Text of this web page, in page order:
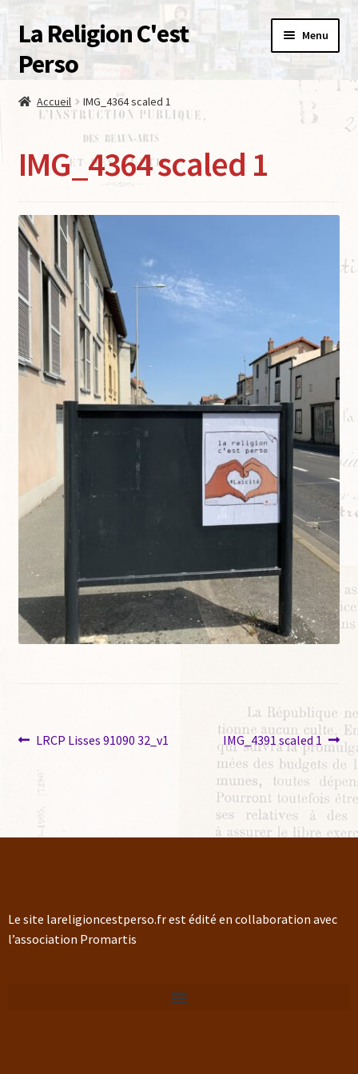
La Religion C'est
Perso
Menu
Accueil
Le Mur De La Laïcite
Contact – Qui sommes nous ?
Mon compte
Accueil IMG_4364 scaled 1
IMG_4364 scaled 1
LRCP Lisses 91090 32_v1 IMG_4391 scaled 1
Le site lareligioncestperso.fr est édité en collaboration avec
l’association Promartis